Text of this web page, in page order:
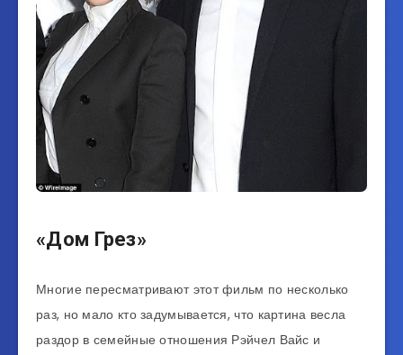
«Дом Грез»
Многие пересматривают этот фильм по несколько
раз, но мало кто задумывается, что картина весла
раздор в семейные отношения Рэйчел Вайс и